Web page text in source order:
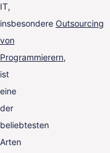
IT,
insbesondere Outsourcing
von
Programmierern,
ist
eine
der
beliebtesten
Arten